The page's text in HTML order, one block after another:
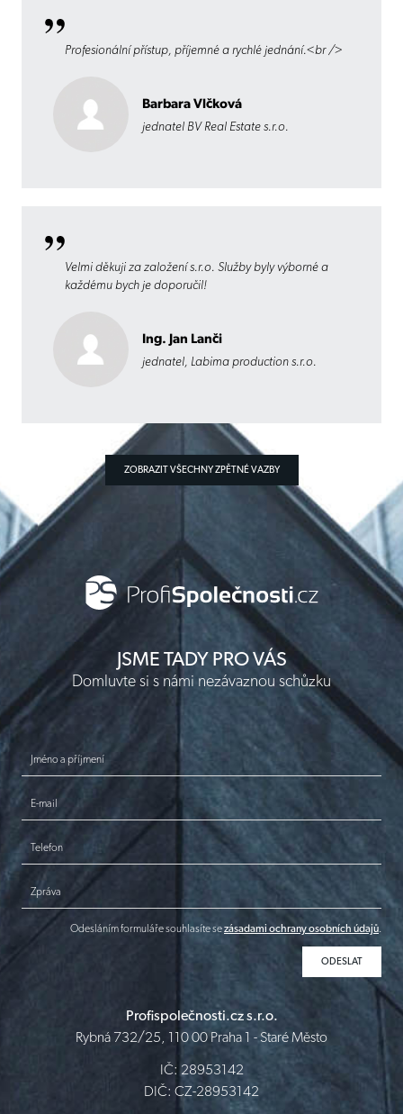
Profesionální přístup, příjemné a rychlé jednání.<br />
Barbara Vlčková
jednatel BV Real Estate s.r.o.
Velmi děkuji za založení s.r.o. Služby byly výborné a
každému bych je doporučil!
Ing. Jan Lanči
jednatel, Labima production s.r.o.
ZOBRAZIT VŠECHNY ZPĚTNÉ VAZBY
JSME TADY PRO VÁS
Domluvte si s námi nezávaznou schůzku
Jméno a příjmení
E-mail
Telefon
Zpráva
Odesláním formuláře souhlasíte sezásadami ochrany osobních údajů.
Profispolečnosti.cz s.r.o.
Rybná 732/25, 110 00 Praha 1 - Staré Město
IČ: 28953142
DIČ: CZ-28953142